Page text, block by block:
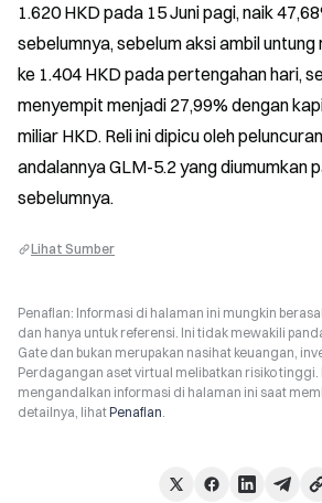
1.620 HKD pada 15 Juni pagi, naik
sebelumnya, sebelum aksi ambil
ke 1.404 HKD pada pertengahan hari,
menyempit menjadi 27,99% dengan
miliar HKD. Reli ini dipicu oleh
andalannya GLM-5.2 yang diumumkan
sebelumnya.
Lihat Sumber
Penafian: Informasi di halaman ini mungkin
dan hanya untuk referensi. Ini tidak mewakili
Gate dan bukan merupakan nasihat keuangan,
Perdagangan aset virtual melibatkan risiko tinggi.
mengandalkan informasi di halaman ini saat
detailnya, lihatPenafian.